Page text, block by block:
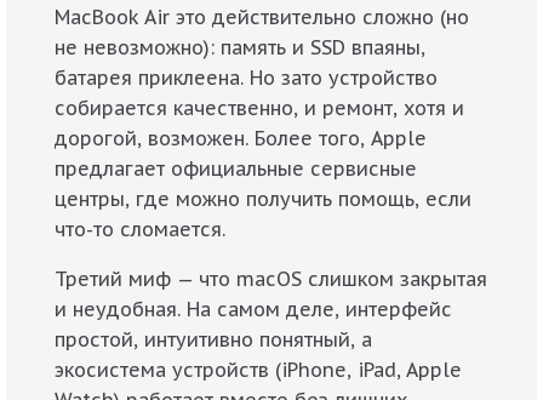
MacBook Air это действительно сложно (но
не невозможно): память и SSD впаяны,
батарея приклеена. Но зато устройство
собирается качественно, и ремонт, хотя и
дорогой, возможен. Более того, Apple
предлагает официальные сервисные
центры, где можно получить помощь, если
что-то сломается.
Третий миф — что macOS слишком закрытая
и неудобная. На самом деле, интерфейс
простой, интуитивно понятный, а
экосистема устройств (iPhone, iPad, Apple